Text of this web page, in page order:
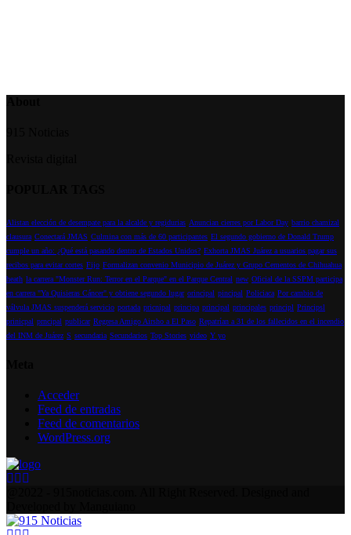
Alistan elección de desempate para la alcalde y regidurias Anuncian cierres por Labor Day barrio chamizal
clausura Conectará JMAS Culmina con más de 60 participantes El segundo gobierno de Donald Trump
cumple un año: ¿Qué está pasando dentro de Estados Unidos? Exhorta JMAS Juárez a usuarios pagar sus
recibos para evitar cortes Fijo Formalizan convenio Municipio de Juárez y Grupo Cementos de Chihuahua
heath la carrera "Monster Run: Terror en el Parque" en el Parque Central new Oficial de la SSPM participa
en carrera "Ya Quisieras Cáncer" y obtiene segundo lugar orincipal pincipal Policiaca Por cambio de
válvula JMAS suspenderá servicio portada pricnipal principa principal principales principl Principsl
prinicpal prncipal publicar Regresa Amigo Airsho a El Paso Repatrían a 31 de los fallecidos en el incendio
del INM de Juárez S secundaria Secundarios Top Stories video Y yo
Acceder
Feed de entradas
Feed de comentarios
WordPress.org
Facebook
Instagram